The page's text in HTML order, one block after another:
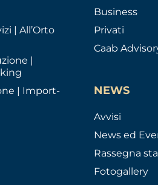
| All’Orto
|
| Import-
Business
Privati
Caab
NEWS
Avvisi
News ed
Rassegna
Fotogallery